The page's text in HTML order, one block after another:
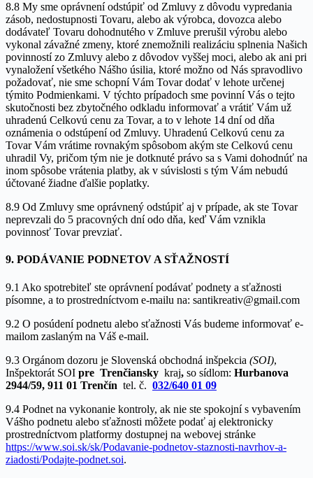
8.8 My sme oprávnení odstúpiť od Zmluvy z dôvodu vypredania
zásob, nedostupnosti Tovaru, alebo ak výrobca, dovozca alebo
dodávateľ Tovaru dohodnutého v Zmluve prerušil výrobu alebo
vykonal závažné zmeny, ktoré znemožnili realizáciu splnenia Našich
povinností zo Zmluvy alebo z dôvodov vyššej moci, alebo ak ani pri
vynaložení všetkého Nášho úsilia, ktoré možno od Nás spravodlivo
požadovať, nie sme schopní Vám Tovar dodať v lehote určenej
týmito Podmienkami. V týchto prípadoch sme povinní Vás o tejto
skutočnosti bez zbytočného odkladu informovať a vrátiť Vám už
uhradenú Celkovú cenu za Tovar, a to v lehote 14 dní od dňa
oznámenia o odstúpení od Zmluvy. Uhradenú Celkovú cenu za
Tovar Vám vrátime rovnakým spôsobom akým ste Celkovú cenu
uhradil Vy, pričom tým nie je dotknuté právo sa s Vami dohodnúť na
inom spôsobe vrátenia platby, ak v súvislosti s tým Vám nebudú
účtované žiadne ďalšie poplatky.
8.9 Od Zmluvy sme oprávnený odstúpiť aj v prípade, ak ste Tovar
neprevzali do 5 pracovných dní odo dňa, keď Vám vznikla
povinnosť Tovar prevziať.
9. PODÁVANIE PODNETOV A SŤAŽNOSTÍ
9.1 Ako spotrebiteľ ste oprávnení podávať podnety a sťažnosti
písomne, a to prostredníctvom e-mailu na: santikreativ@gmail.com
9.2 O posúdení podnetu alebo sťažnosti Vás budeme informovať e-
mailom zaslaným na Váš e-mail.
9.3 Orgánom dozoru je Slovenská obchodná inšpekcia (SOI),
Inšpektorát SOI pre Trenčiansky kraj, so sídlom: Hurbanova
2944/59, 911 01 Trenčín tel. č. 032/640 01 09
9.4 Podnet na vykonanie kontroly, ak nie ste spokojní s vybavením
Vášho podnetu alebo sťažnosti môžete podať aj elektronicky
prostredníctvom platformy dostupnej na webovej stránke
https://www.soi.sk/sk/Podavanie-podnetov-staznosti-navrhov-a-
ziadosti/Podajte-podnet.soi.